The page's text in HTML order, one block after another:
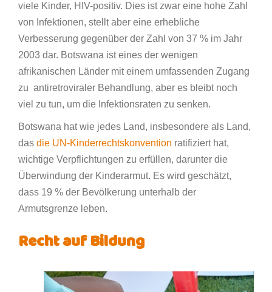
viele Kinder, HIV-positiv. Dies ist zwar eine hohe Zahl
von Infektionen, stellt aber eine erhebliche
Verbesserung gegenüber der Zahl von 37 % im Jahr
2003 dar. Botswana ist eines der wenigen
afrikanischen Länder mit einem umfassenden Zugang
zu antiretroviraler Behandlung, aber es bleibt noch
viel zu tun, um die Infektionsraten zu senken.
Botswana hat wie jedes Land, insbesondere als Land,
das die UN-Kinderrechtskonvention ratifiziert hat,
wichtige Verpflichtungen zu erfüllen, darunter die
Überwindung der Kinderarmut. Es wird geschätzt,
dass 19 % der Bevölkerung unterhalb der
Armutsgrenze leben.
Recht auf Bildung